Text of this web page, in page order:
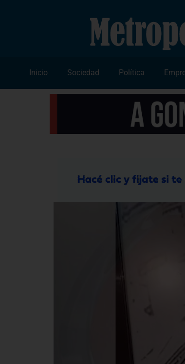
Inicio Sociedad Política